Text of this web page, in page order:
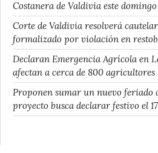
Costanera de Valdivia este domingo
Corte de Valdivia resolverá
formalizado por violación en
Declaran Emergencia Agrícola en
afectan a cerca de 800 agricultores
Proponen sumar un nuevo feriado
proyecto busca declarar festivo el